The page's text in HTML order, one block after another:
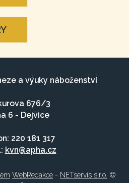
a výuky náboženství
676/3
6 - Dejvice
220 181 317
kvn@apha.cz
WebRedakce - NETservis s.r.o. ©